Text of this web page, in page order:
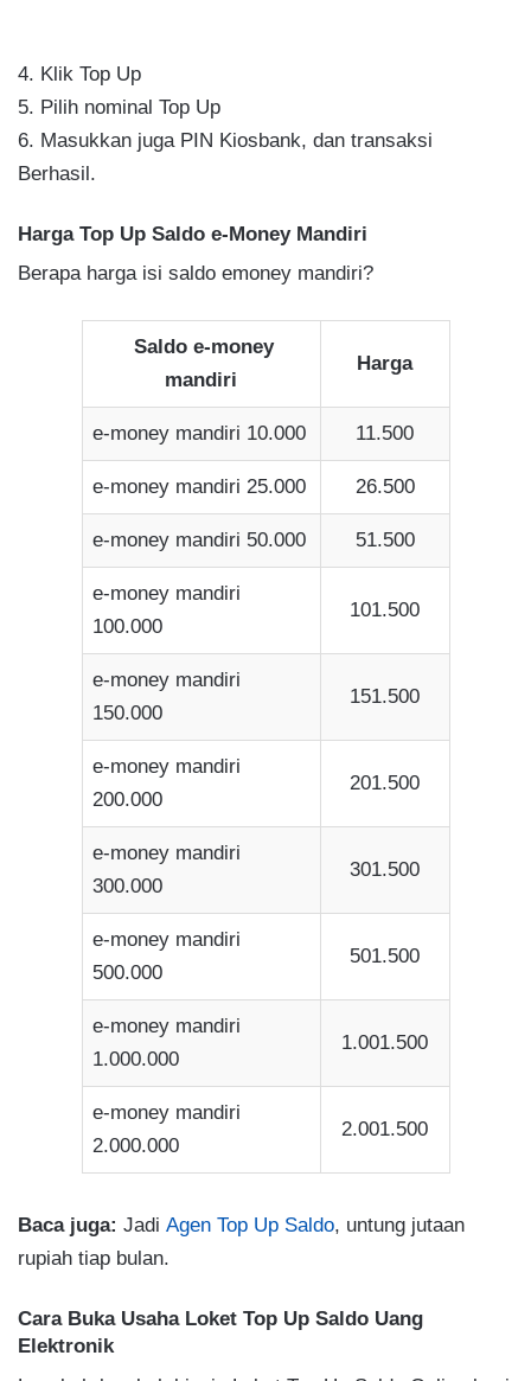
4. Klik Top Up
5. Pilih nominal Top Up
6. Masukkan juga PIN Kiosbank, dan transaksi
Berhasil.
Harga Top Up Saldo e-Money Mandiri
Berapa harga isi saldo emoney mandiri?
Saldo e-money
mandiri
Harga
e-money mandiri 10.000 11.500
e-money mandiri 25.000 26.500
e-money mandiri 50.000 51.500
e-money mandiri
100.000
101.500
e-money mandiri
150.000
151.500
e-money mandiri
200.000
201.500
e-money mandiri
300.000
301.500
e-money mandiri
500.000
501.500
e-money mandiri
1.000.000
1.001.500
e-money mandiri
2.000.000
2.001.500
Baca juga: Jadi Agen Top Up Saldo, untung jutaan
rupiah tiap bulan.
Cara Buka Usaha Loket Top Up Saldo Uang
Elektronik